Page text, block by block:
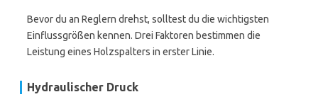
Bevor du an Reglern drehst, solltest du die wichtigsten
Einflussgrößen kennen. Drei Faktoren bestimmen die
Leistung eines Holzspalters in erster Linie.
Hydraulischer Druck